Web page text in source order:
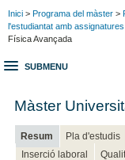
Inici > Programa del màster >
l'estudiantat amb
Física Avançada
SUBMENU
Màster
Resum Pla d'estudis
Inserció laboral